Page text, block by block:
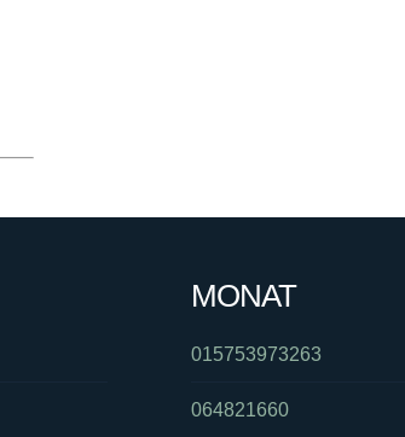
MONAT
015753973263
064821660